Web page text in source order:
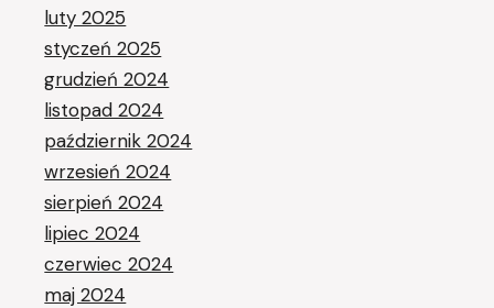
luty 2025
styczeń 2025
grudzień 2024
listopad 2024
październik 2024
wrzesień 2024
sierpień 2024
lipiec 2024
czerwiec 2024
maj 2024